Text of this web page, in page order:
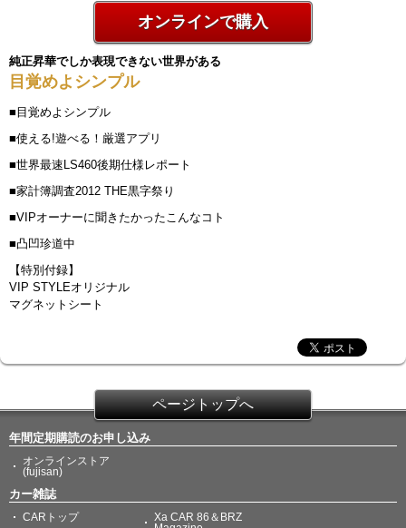
オンラインで購入
純正昇華でしか表現できない世界がある
目覚めよシンプル
■目覚めよシンプル
■使える!遊べる！厳選アプリ
■世界最速LS460後期仕様レポート
■家計簿調査2012 THE黒字祭り
■VIPオーナーに聞きたかったこんなコト
■凸凹珍道中
【特別付録】
VIP STYLEオリジナル
マグネットシート
ページトップへ
年間定期購読のお申し込み
オンラインストア
(fujisan)
カー雑誌
CARトップ
Xa CAR 86＆BRZ